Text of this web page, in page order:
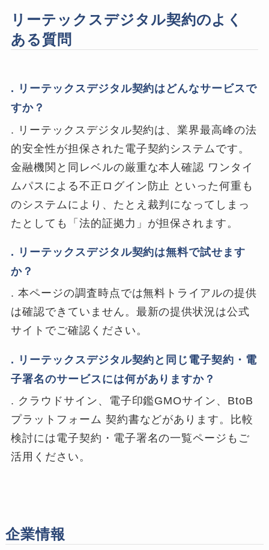
リーテックスデジタル契約のよく
ある質問
. リーテックスデジタル契約はどんなサービスで
すか？
. リーテックスデジタル契約は、業界最高峰の法
的安全性が担保された電子契約システムです。
金融機関と同レベルの厳重な本人確認 ワンタイ
ムパスによる不正ログイン防止 といった何重も
のシステムにより、たとえ裁判になってしまっ
たとしても「法的証拠力」が担保されます。
. リーテックスデジタル契約は無料で試せます
か？
. 本ページの調査時点では無料トライアルの提供
は確認できていません。最新の提供状況は公式
サイトでご確認ください。
. リーテックスデジタル契約と同じ電子契約・電
子署名のサービスには何がありますか？
. クラウドサイン、電子印鑑GMOサイン、BtoB
プラットフォーム 契約書などがあります。比較
検討には電子契約・電子署名の一覧ページもご
活用ください。
企業情報